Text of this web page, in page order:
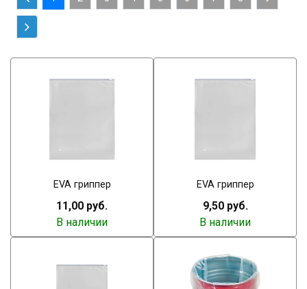
EVA гриппер
11,00 руб.
В наличии
EVA гриппер
9,50 руб.
В наличии